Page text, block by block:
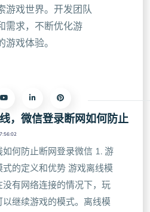
游戏世界。开发团队
需求，不断优化游
戏体验。
，微信登录断网如何防止
如何防止断网登录微信 1. 游
式的定义和优势 游戏离线模
没有网络连接的情况下，玩
以继续游戏的模式。离线模